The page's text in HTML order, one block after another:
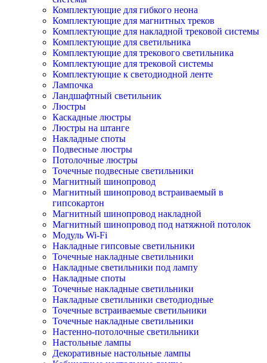
Комплектующие для гибкого неона
Комплектующие для магнитных треков
Комплектующие для накладной трековой системы
Комплектующие для светильника
Комплектующие для трекового светильника
Комплектующие для трековой системы
Комплектующие к светодиодной ленте
Лампочка
Ландшафтный светильник
Люстры
Каскадные люстры
Люстры на штанге
Накладные споты
Подвесные люстры
Потолочные люстры
Точечные подвесные светильники
Магнитный шинопровод
Магнитный шинопровод встраиваемый в
гипсокартон
Магнитный шинопровод накладной
Магнитный шинопровод под натяжной потолок
Модуль Wi-Fi
Накладные гипсовые светильники
Точечные накладные светильники
Накладные светильники под лампу
Накладные споты
Точечные накладные светильники
Накладные светильники светодиодные
Точечные встраиваемые светильники
Точечные накладные светильники
Настенно-потолочные светильники
Настольные лампы
Декоративные настольные лампы